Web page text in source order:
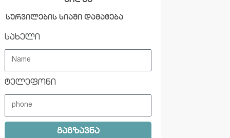
სურვილების სიაში დამატება
სახელი
ტელეფონი
გაგზავნა